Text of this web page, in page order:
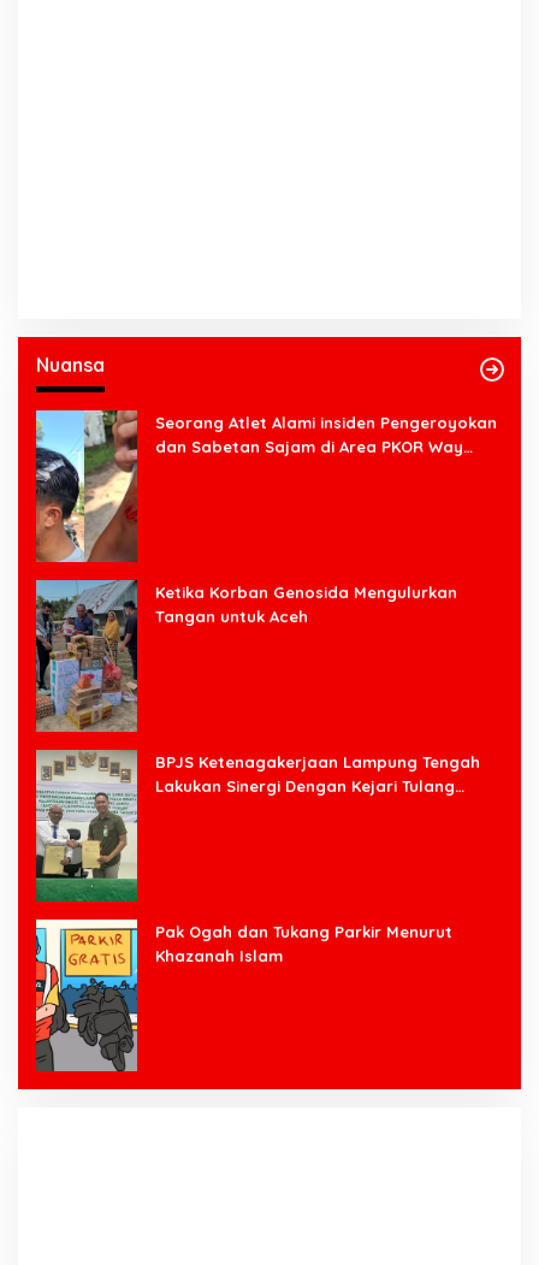
Nuansa
Seorang Atlet Alami insiden Pengeroyokan
dan Sabetan Sajam di Area PKOR Way
Ketika Korban Genosida Mengulurkan
Tangan untuk Aceh
BPJS Ketenagakerjaan Lampung Tengah
Lakukan Sinergi Dengan Kejari Tulang
Pak Ogah dan Tukang Parkir Menurut
Khazanah Islam